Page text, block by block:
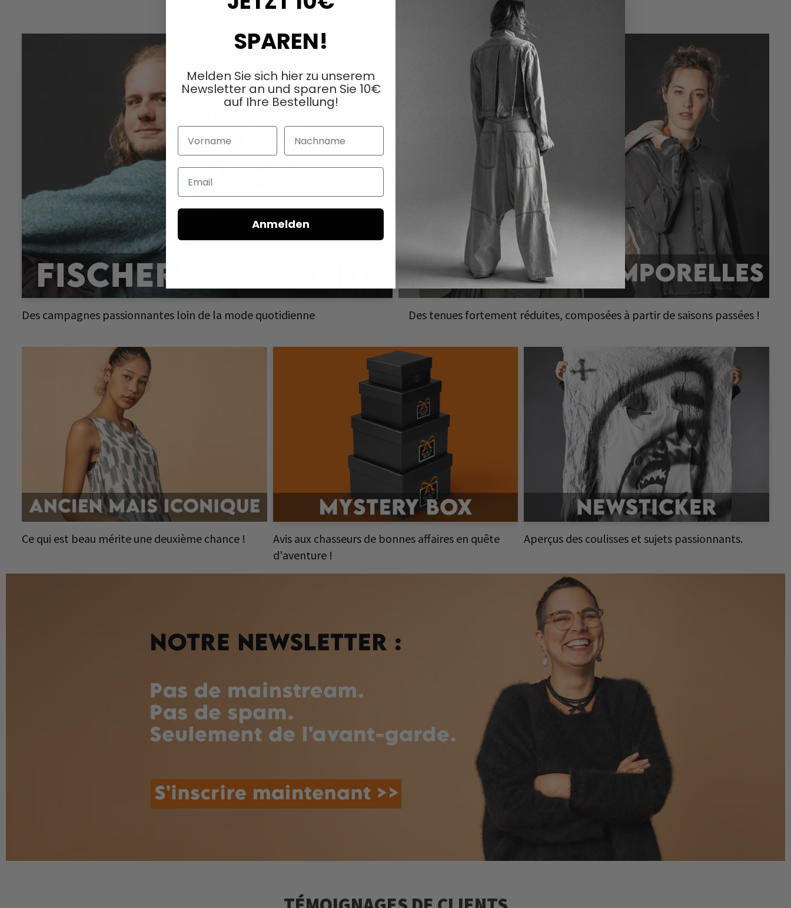
Des campagnes passionnantes loin de la mode quotidienne Des tenues fortement réduites, composées à partir de saisons passées !
Ce qui est beau mérite une deuxième chance !
Avis aux chasseurs de bonnes affaires en quête
d'aventure !
Aperçus des coulisses et sujets passionnants.
SPAREN!
Melden Sie sich hier zu unserem
Newsletter an und sparen Sie 10€
auf Ihre Bestellung!
Vorname Nachname
Email
Anmelden